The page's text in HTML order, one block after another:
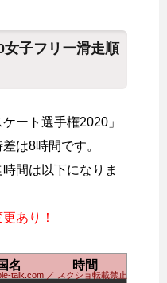
女子フリー滑走順
ート選手権2020」
は8時間です。
間は以下になりま
あり！
talk.com ／ スクショ転載禁止
名 時間